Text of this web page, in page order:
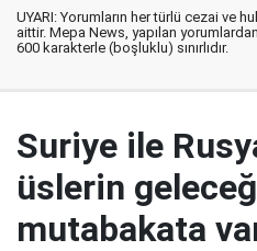
UYARI: Yorumların her türlü cezai ve
aittir. Mepa News, yapılan
600 karakterle (boşluklu) sınırlıdır.
Suriye ile
üslerin
mutabakata